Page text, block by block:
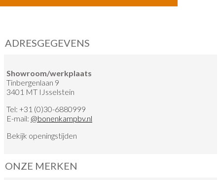
ADRESGEGEVENS
Showroom/werkplaats
Tinbergenlaan 9
3401 MT IJsselstein
Tel: +31 (0)30-6880999
E-mail: @bonenkampbv.nl
Bekijk openingstijden
ONZE MERKEN